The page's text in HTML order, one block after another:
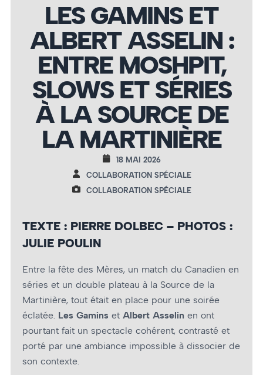
LES GAMINS ET
ALBERT ASSELIN :
ENTRE MOSHPIT,
SLOWS ET SÉRIES
À LA SOURCE DE
LA MARTINIÈRE
18 MAI 2026
COLLABORATION SPÉCIALE
COLLABORATION SPÉCIALE
TEXTE : PIERRE DOLBEC – PHOTOS :
JULIE POULIN
Entre la fête des Mères, un match du Canadien en
séries et un double plateau à la Source de la
Martinière, tout était en place pour une soirée
éclatée. Les Gamins et Albert Asselin en ont
pourtant fait un spectacle cohérent, contrasté et
porté par une ambiance impossible à dissocier de
son contexte.